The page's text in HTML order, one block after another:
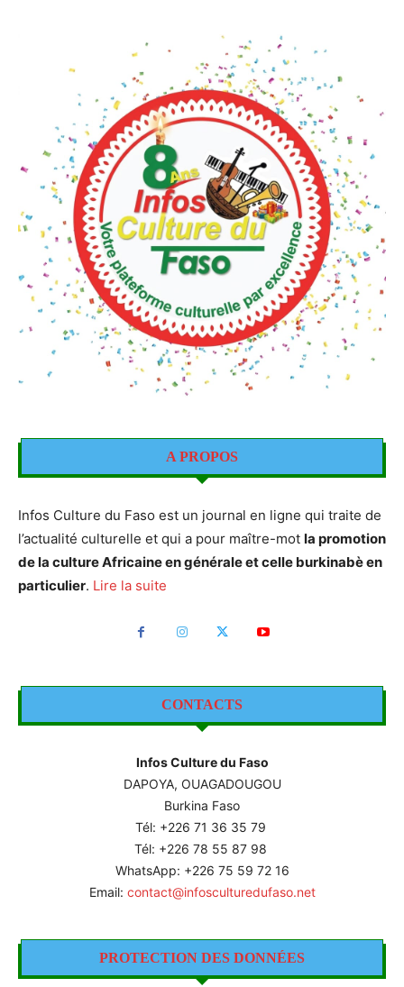
A PROPOS
Infos Culture du Faso est un journal en ligne qui traite de
l’actualité culturelle et qui a pour maître-mot la promotion
de la culture Africaine en générale et celle burkinabè en
particulier. Lire la suite
CONTACTS
Infos Culture du Faso
DAPOYA, OUAGADOUGOU
Burkina Faso
Tél: +226 71 36 35 79
Tél: +226 78 55 87 98
WhatsApp: +226 75 59 72 16
Email: contact@infosculturedufaso.net
PROTECTION DES DONNÉES